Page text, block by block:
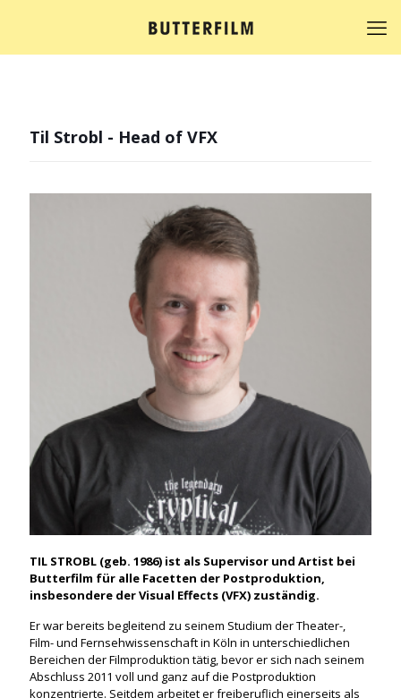
Til Strobl - Head of VFX
TIL STROBL (geb. 1986) ist als Supervisor und Artist bei
Butterfilm für alle Facetten der Postproduktion,
insbesondere der Visual Effects (VFX) zuständig.
Er war bereits begleitend zu seinem Studium der Theater-,
Film- und Fernsehwissenschaft in Köln in unterschiedlichen
Bereichen der Filmproduktion tätig, bevor er sich nach seinem
Abschluss 2011 voll und ganz auf die Postproduktion
konzentrierte. Seitdem arbeitet er freiberuflich einerseits als